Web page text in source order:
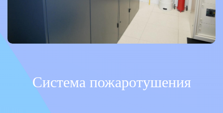
Система пожаротушения